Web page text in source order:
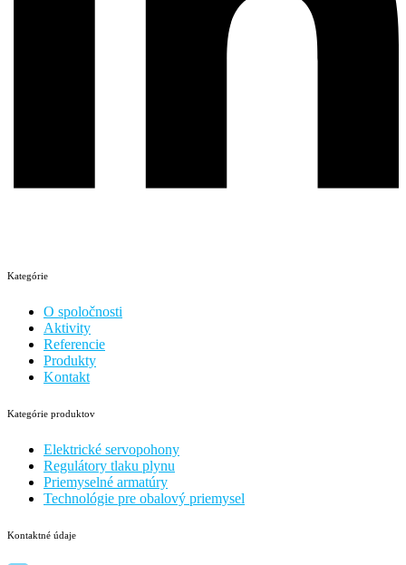
Kategórie
O spoločnosti
Aktivity
Referencie
Produkty
Kontakt
Kategórie produktov
Elektrické servopohony
Regulátory tlaku plynu
Priemyselné armatúry
Technológie pre obalový priemysel
Kontaktné údaje